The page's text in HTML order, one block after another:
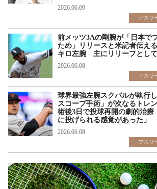
2026.06.09
アスリ
前メッツ3Aの剛腕が「日本で
ため」リリースと米記者伝え
キロ左腕 主にリリーフとし
2026.06.08
アスリ
球界最強左腕スクバルが執行
スコープ手術」が次なるトレ
術後3日で投球再開の劇的治療
に投げられる感覚があった」
2026.06.08
アスリ